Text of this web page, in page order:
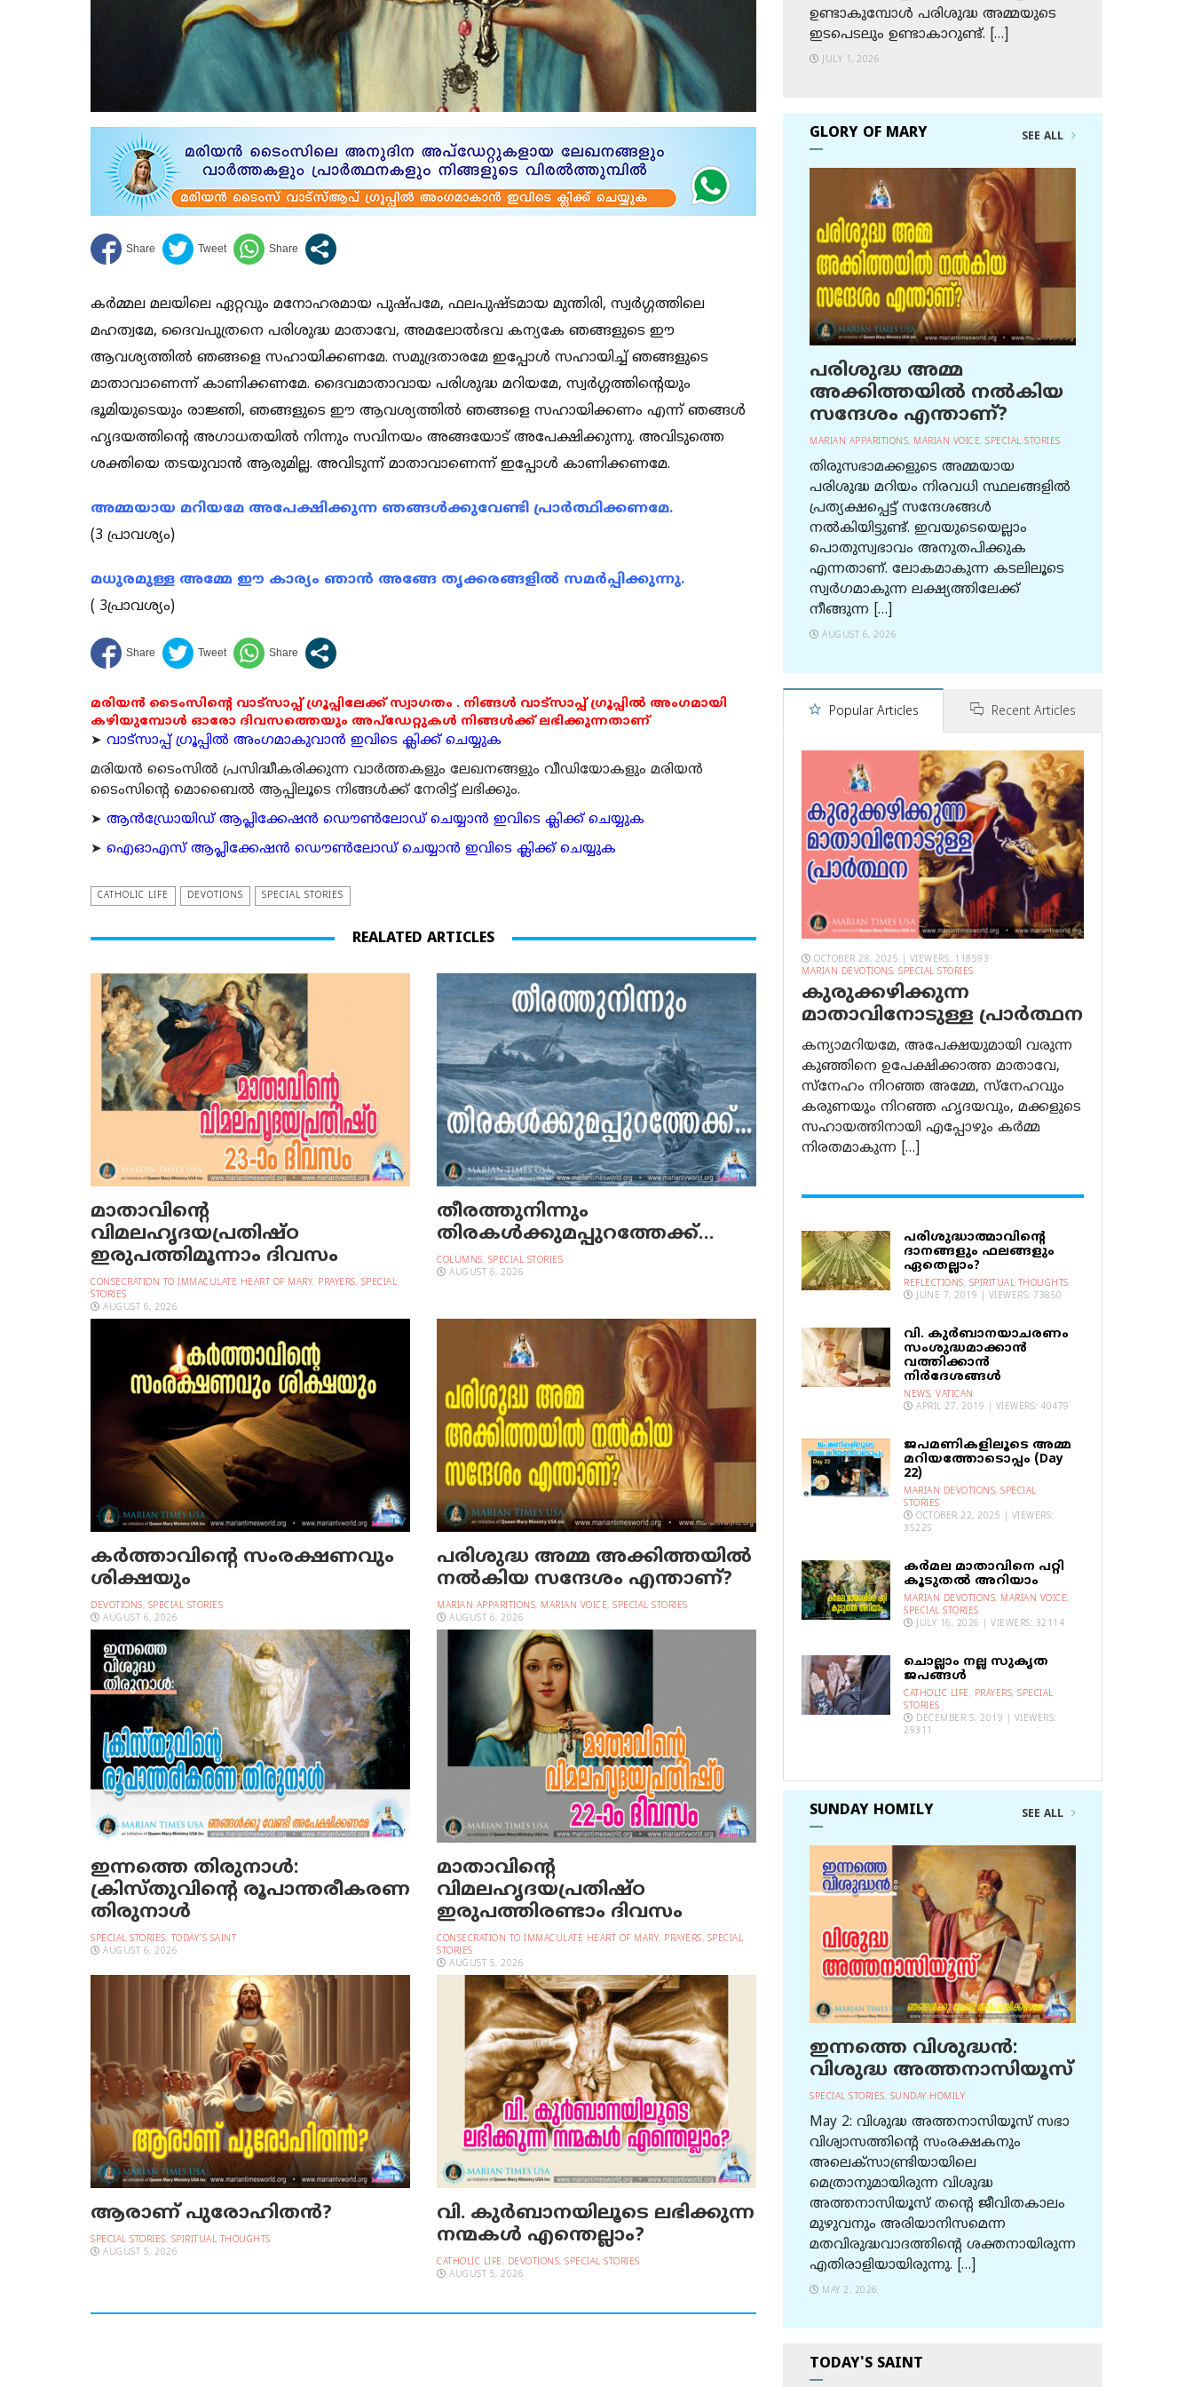
കർമ്മല മലയിലെ ഏറ്റവും മനോഹരമായ പുഷ്പമേ, ഫലപുഷ്ടമായ മുന്തിരി, സ്വർഗ്ഗത്തിലെ
മഹത്വമേ, ദൈവപുത്രനെ പരിശുദ്ധ മാതാവേ, അമലോൽഭവ കന്യകേ ഞങ്ങളുടെ ഈ
ആവശ്യത്തിൽ ഞങ്ങളെ സഹായിക്കണമേ. സമുദ്രതാരമേ ഇപ്പോൾ സഹായിച്ച് ഞങ്ങളുടെ
മാതാവാണെന്ന് കാണിക്കണമേ. ദൈവമാതാവായ പരിശുദ്ധ മറിയമേ, സ്വർഗ്ഗത്തിന്റെയും
ഭൂമിയുടെയും രാജ്ഞി, ഞങ്ങളുടെ ഈ ആവശ്യത്തിൽ ഞങ്ങളെ സഹായിക്കണം എന്ന് ഞങ്ങൾ
ഹൃദയത്തിന്റെ അഗാധതയിൽ നിന്നും സവിനയം അങ്ങയോട് അപേക്ഷിക്കുന്നു. അവിടുത്തെ
ശക്തിയെ തടയുവാൻ ആരുമില്ല. അവിടുന്ന് മാതാവാണെന്ന് ഇപ്പോൾ കാണിക്കണമേ.
അമ്മയായ മറിയമേ അപേക്ഷിക്കുന്ന ഞങ്ങൾക്കുവേണ്ടി പ്രാർത്ഥിക്കണമേ.
(3 പ്രാവശ്യം)
മധുരമുള്ള അമ്മേ ഈ കാര്യം ഞാൻ അങ്ങേ തൃക്കരങ്ങളിൽ സമർപ്പിക്കുന്നു.
( 3പ്രാവശ്യം)
മരിയൻ ടൈംസിന്റെ വാട്സാപ്പ് ഗ്രൂപ്പിലേക്ക് സ്വാഗതം . നിങ്ങൾ വാട്സാപ്പ് ഗ്രൂപ്പിൽ അംഗമായി
കഴിയുമ്പോൾ ഓരോ ദിവസത്തെയും അപ്ഡേറ്റുകൾ നിങ്ങൾക്ക് ലഭിക്കുന്നതാണ്
➤ വാട്സാപ്പ് ഗ്രൂപ്പിൽ അംഗമാകുവാൻ ഇവിടെ ക്ലിക്ക് ചെയ്യുക
മരിയന്‍ ടൈംസില്‍ പ്രസിദ്ധീകരിക്കുന്ന വാര്‍ത്തകളും ലേഖനങ്ങളും വീഡിയോകളും മരിയന്‍
ടൈംസിന്റെ മൊബൈല്‍ ആപ്പിലൂടെ നിങ്ങള്‍ക്ക് നേരിട്ട് ലഭിക്കും.
➤ ആന്‍ഡ്രോയിഡ് ആപ്ലിക്കേഷന്‍ ഡൌണ്‍ലോഡ് ചെയ്യാന്‍ ഇവിടെ ക്ലിക്ക് ചെയ്യുക
➤ ഐഓഎസ് ആപ്ലിക്കേഷന്‍ ഡൌണ്‍ലോഡ് ചെയ്യാന്‍ ഇവിടെ ക്ലിക്ക് ചെയ്യുക
CATHOLIC LIFE DEVOTIONS SPECIAL STORIES
REALATED ARTICLES
മാതാവിന്റെ
വിമലഹൃദയപ്രതിഷ്ഠ
ഇരുപത്തിമൂന്നാം ദിവസം
CONSECRATION TO IMMACULATE HEART OF MARY, PRAYERS, SPECIAL
STORIES
AUGUST 6, 2026
തീരത്തുനിന്നും
തിരകള്‍ക്കുമപ്പുറത്തേക്ക്…
COLUMNS, SPECIAL STORIES
AUGUST 6, 2026
കർത്താവിന്റെ സംരക്ഷണവും
ശിക്ഷയും
DEVOTIONS, SPECIAL STORIES
AUGUST 6, 2026
പരിശുദ്ധ അമ്മ അക്കിത്തയില്‍
നല്‍കിയ സന്ദേശം എന്താണ്?
MARIAN APPARITIONS, MARIAN VOICE, SPECIAL STORIES
AUGUST 6, 2026
ഇന്നത്തെ തിരുനാള്‍:
ക്രിസ്തുവിന്റെ രൂപാന്തരീകരണ
തിരുനാള്‍
SPECIAL STORIES, TODAY'S SAINT
AUGUST 6, 2026
മാതാവിന്റെ
വിമലഹൃദയപ്രതിഷ്ഠ
ഇരുപത്തിരണ്ടാം ദിവസം
CONSECRATION TO IMMACULATE HEART OF MARY, PRAYERS, SPECIAL
STORIES
AUGUST 5, 2026
ആരാണ് പുരോഹിതൻ?
SPECIAL STORIES, SPIRITUAL THOUGHTS
AUGUST 5, 2026
വി. കുര്‍ബാനയിലൂടെ ലഭിക്കുന്ന
നന്മകള്‍ എന്തെല്ലാം?
CATHOLIC LIFE, DEVOTIONS, SPECIAL STORIES
AUGUST 5, 2026
ഉണ്ടാകുമ്പോള്‍ പരിശുദ്ധ അമ്മയുടെ
ഇടപെടലും ഉണ്ടാകാറുണ്ട്. […]
JULY 1, 2026
GLORY OF MARY SEE ALL
പരിശുദ്ധ അമ്മ
അക്കിത്തയില്‍ നല്‍കിയ
സന്ദേശം എന്താണ്?
MARIAN APPARITIONS, MARIAN VOICE, SPECIAL STORIES
തിരുസഭാമക്കളുടെ അമ്മയായ
പരിശുദ്ധ മറിയം നിരവധി സ്ഥലങ്ങളിൽ
പ്രത്യക്ഷപ്പെട്ട് സന്ദേശങ്ങൾ
നൽകിയിട്ടുണ്ട്. ഇവയുടെയെല്ലാം
പൊതുസ്വഭാവം അനുതപിക്കുക
എന്നതാണ്. ലോകമാകുന്ന കടലിലൂടെ
സ്വർഗമാകുന്ന ലക്ഷ്യത്തിലേക്ക്
നീങ്ങുന്ന […]
AUGUST 6, 2026
Popular Articles Recent Articles
OCTOBER 28, 2025 | VIEWERS: 118593
MARIAN DEVOTIONS, SPECIAL STORIES
കുരുക്കഴിക്കുന്ന
മാതാവിനോടുള്ള പ്രാര്‍ത്ഥന
കന്യാമറിയമേ, അപേക്ഷയുമായി വരുന്ന
കുഞ്ഞിനെ ഉപേക്ഷിക്കാത്ത മാതാവേ,
സ്നേഹം നിറഞ്ഞ അമ്മേ, സ്നേഹവും
കരുണയും നിറഞ്ഞ ഹൃദയവും, മക്കളുടെ
സഹായത്തിനായി എപ്പോഴും കർമ്മ
നിരതമാകുന്ന […]
പരിശുദ്ധാത്മാവിന്റെ
ദാനങ്ങളും ഫലങ്ങളും
ഏതെല്ലാം?
REFLECTIONS, SPIRITUAL THOUGHTS
JUNE 7, 2019 | VIEWERS: 73850
വി. കുര്‍ബാനയാചരണം
സംശുദ്ധമാക്കാന്‍
വത്തിക്കാന്‍
നിര്‍ദേശങ്ങള്‍
NEWS, VATICAN
APRIL 27, 2019 | VIEWERS: 40479
ജപമണികളിലൂടെ അമ്മ
മറിയത്തോടൊപ്പം (Day
22)
MARIAN DEVOTIONS, SPECIAL
STORIES
OCTOBER 22, 2025 | VIEWERS:
35225
കര്‍മല മാതാവിനെ പറ്റി
കൂടുതല്‍ അറിയാം
MARIAN DEVOTIONS, MARIAN VOICE,
SPECIAL STORIES
JULY 16, 2026 | VIEWERS: 32114
ചൊല്ലാം നല്ല സുകൃത
ജപങ്ങൾ
CATHOLIC LIFE, PRAYERS, SPECIAL
STORIES
DECEMBER 5, 2019 | VIEWERS:
29311
SUNDAY HOMILY SEE ALL
ഇന്നത്തെ വിശുദ്ധന്‍:
വിശുദ്ധ അത്തനാസിയൂസ്
SPECIAL STORIES, SUNDAY HOMILY
May 2: വിശുദ്ധ അത്തനാസിയൂസ് സഭാ
വിശ്വാസത്തിന്റെ സംരക്ഷകനും
അലെക്സാണ്ട്രിയായിലെ
മെത്രാനുമായിരുന്ന വിശുദ്ധ
അത്തനാസിയൂസ് തന്റെ ജീവിതകാലം
മുഴുവനും അരിയാനിസമെന്ന
മതവിരുദ്ധവാദത്തിന്റെ ശക്തനായിരുന്ന
എതിരാളിയായിരുന്നു. […]
MAY 2, 2026
TODAY'S SAINT